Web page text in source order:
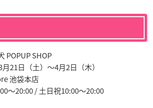
POPUP SHOP
21日（土）〜4月2日（木）
池袋本店
〜20:00 / 土日祝10:00〜20:00